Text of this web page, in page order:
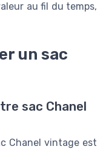
au fil du temps,
un sac
sac Chanel
Chanel vintage est